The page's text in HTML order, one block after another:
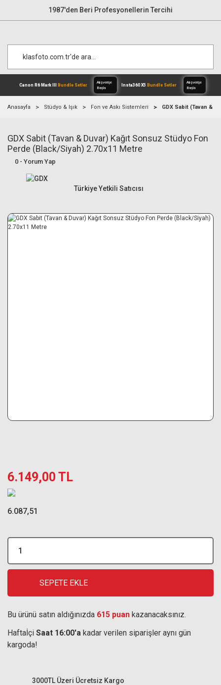
1987'den Beri Profesyonellerin Tercihi
Canon R6 Mark IIIBundle Setler
Alışverişe
Anasayfa Stüdyo & Işık Fon ve Askı Sistemleri GDX Sabit (Tavan &
GDX Sabit (Tavan & Duvar) Kağıt Sonsuz Stüdyo Fon
Perde (Black/Siyah) 2.70x11 Metre
0 - Yorum Yap
Türkiye Yetkili Satıcısı
6.149,00 TL
6.087,51
SEPETE EKLE
Bu ürünü satın aldığınızda 615 puan kazanacaksınız.
Haftaİçi Saat 16:00'a kadar verilen siparişler aynı gün
kargoda!
3000TL Üzeri Ücretsiz Kargo